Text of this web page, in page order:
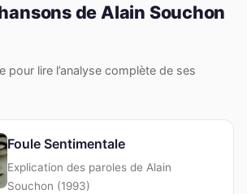
de Alain Souchon
pour lire l’analyse complète de ses
Foule Sentimentale
Explication des paroles de Alain
Souchon (1993)